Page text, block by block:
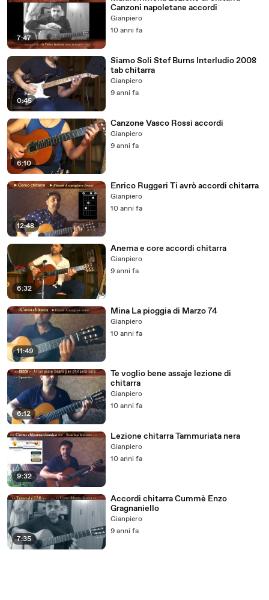
7:47
Canzoni napoletane accordi
Gianpiero
10 anni fa
0:45
Siamo Soli Stef Burns Interludio 2008
tab chitarra
Gianpiero
9 anni fa
6:10
Canzone Vasco Rossi accordi
Gianpiero
9 anni fa
12:48
Enrico Ruggeri Ti avrò accordi chitarra
Gianpiero
10 anni fa
6:32
Anema e core accordi chitarra
Gianpiero
9 anni fa
11:49
Mina La pioggia di Marzo 74
Gianpiero
10 anni fa
6:12
Te voglio bene assaje lezione di
chitarra
Gianpiero
10 anni fa
9:32
Lezione chitarra Tammuriata nera
Gianpiero
10 anni fa
7:35
Accordi chitarra Cummè Enzo
Gragnaniello
Gianpiero
9 anni fa